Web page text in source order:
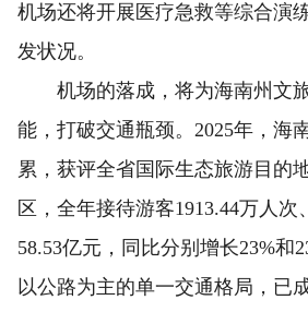
机场还将开展医疗急救等综合演
发状况。
机场的落成，将为海南州文
能，打破交通瓶颈。2025年，海
累，获评全省国际生态旅游目的
区，全年接待游客1913.44万人次
58.53亿元，同比分别增长23%和
以公路为主的单一交通格局，已